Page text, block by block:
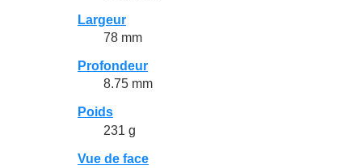
Largeur
78 mm
Profondeur
8.75 mm
Poids
231 g
Vue de face